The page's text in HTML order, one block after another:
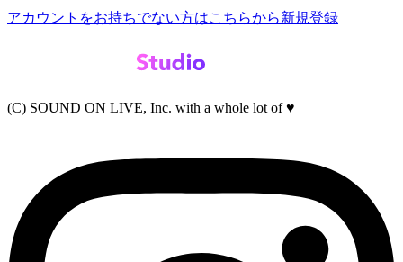
アカウントをお持ちでない方はこちらから新規登録
(C) SOUND ON LIVE, Inc. with a whole lot of ♥